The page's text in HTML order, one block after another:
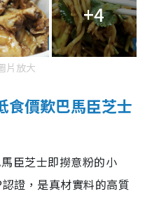
+4
片放大
食價歎巴馬臣芝士
臣芝士即撈意粉的小
證，是真材實料的高質